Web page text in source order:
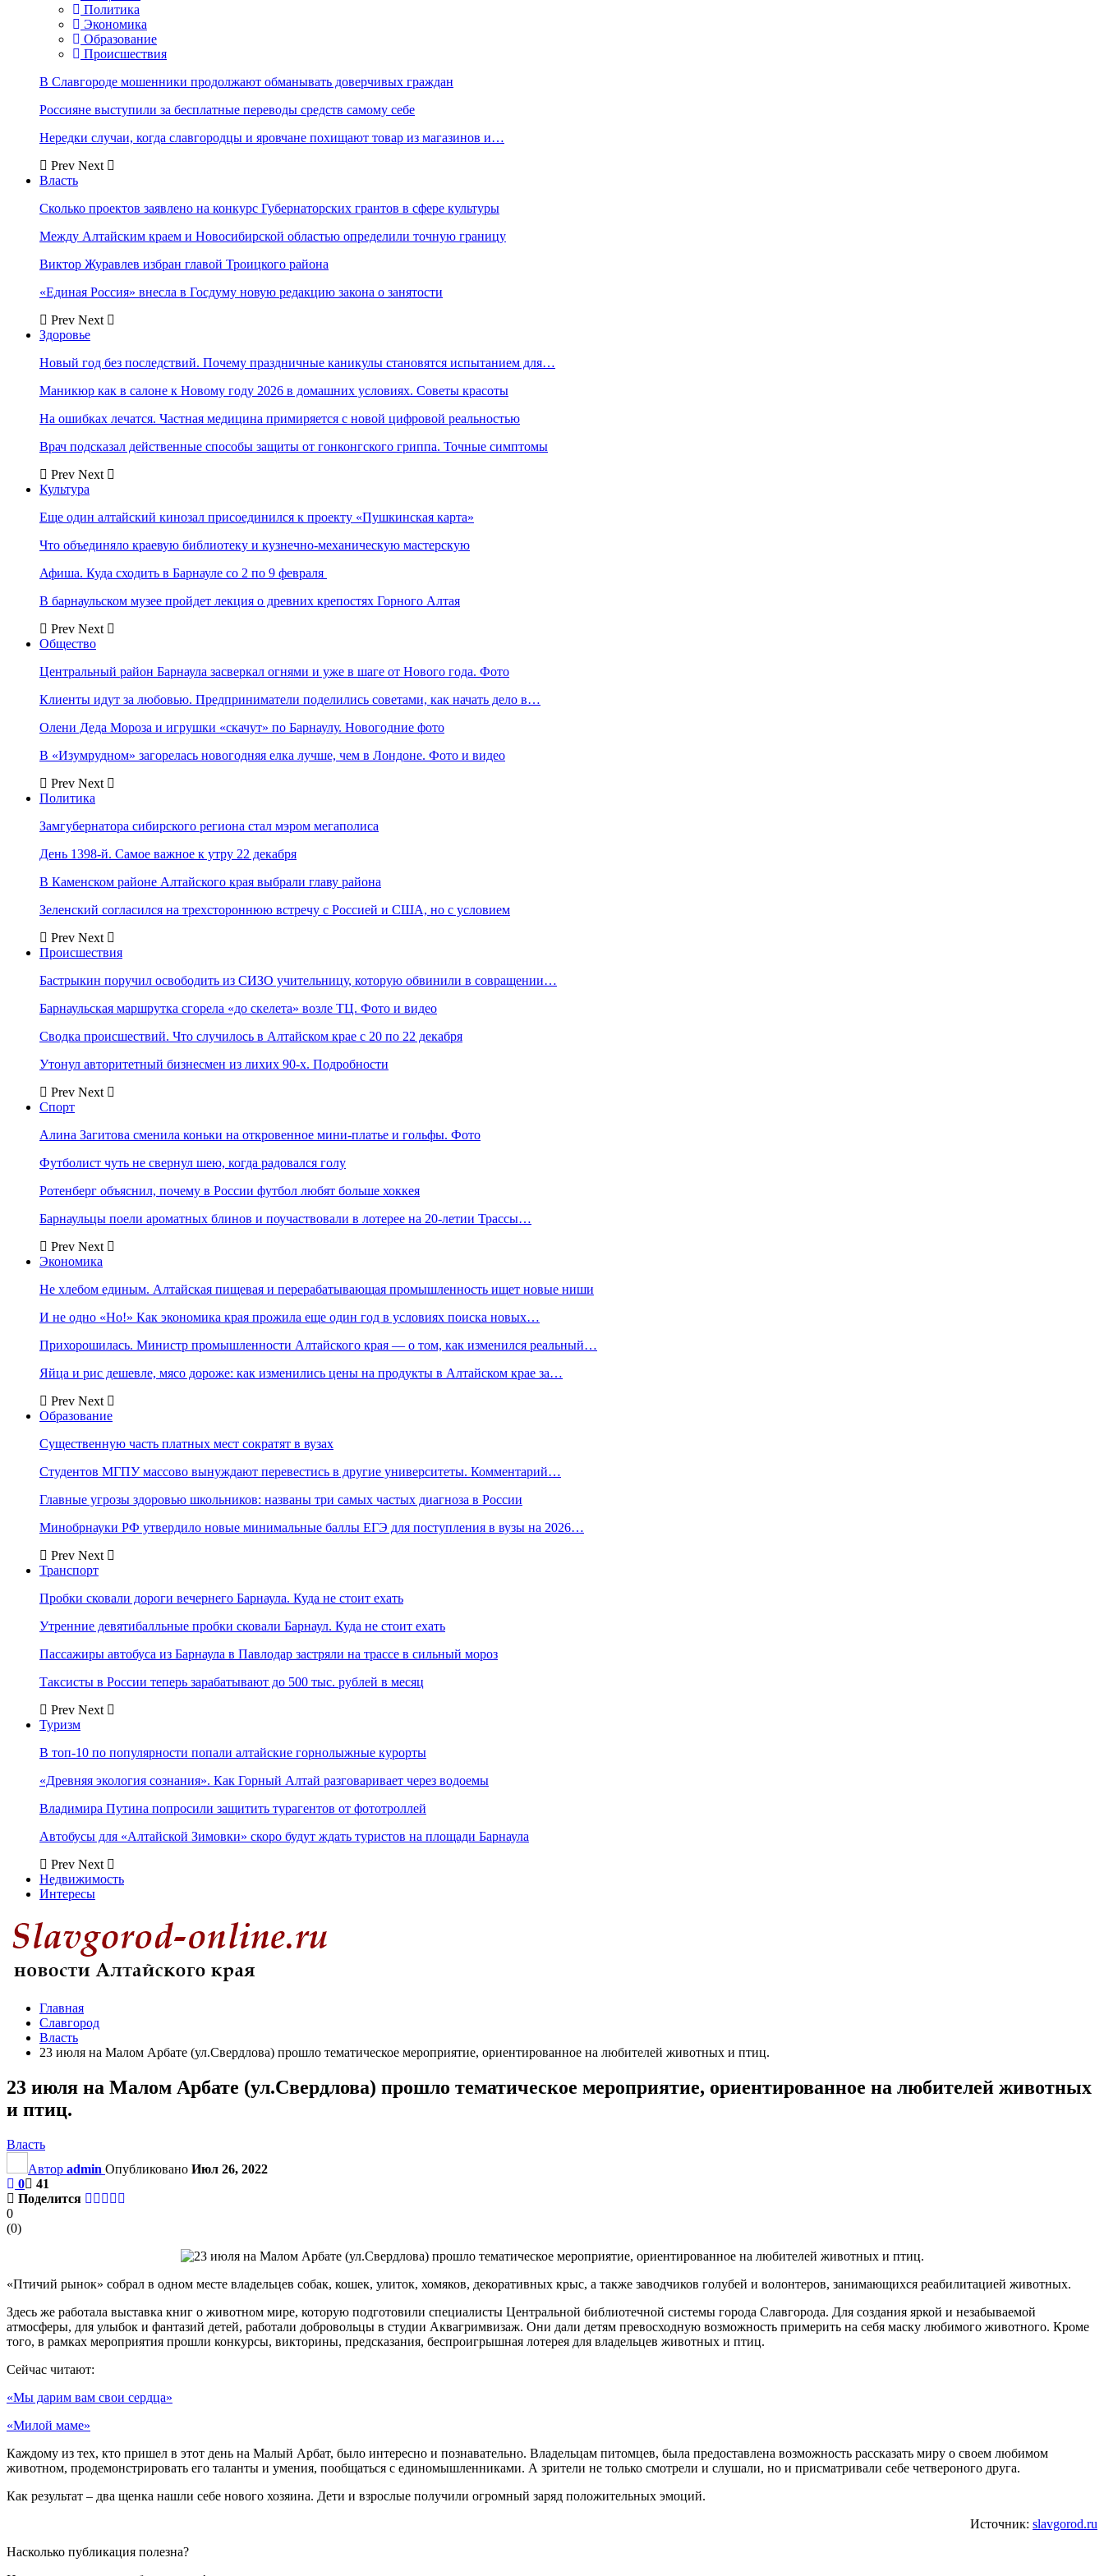
Политика
Экономика
Образование
Происшествия
В Славгороде мошенники продолжают обманывать доверчивых граждан
Россияне выступили за бесплатные переводы средств самому себе
Нередки случаи, когда славгородцы и яровчане похищают товар из магазинов и…
Prev Next
Власть
Сколько проектов заявлено на конкурс Губернаторских грантов в сфере культуры
Между Алтайским краем и Новосибирской областью определили точную границу
Виктор Журавлев избран главой Троицкого района
«Единая Россия» внесла в Госдуму новую редакцию закона о занятости
Prev Next
Здоровье
Новый год без последствий. Почему праздничные каникулы становятся испытанием для…
Маникюр как в салоне к Новому году 2026 в домашних условиях. Советы красоты
На ошибках лечатся. Частная медицина примиряется с новой цифровой реальностью
Врач подсказал действенные способы защиты от гонконгского гриппа. Точные симптомы
Prev Next
Культура
Еще один алтайский кинозал присоединился к проекту «Пушкинская карта»
Что объединяло краевую библиотеку и кузнечно-механическую мастерскую
Афиша. Куда сходить в Барнауле со 2 по 9 февраля
В барнаульском музее пройдет лекция о древних крепостях Горного Алтая
Prev Next
Общество
Центральный район Барнаула засверкал огнями и уже в шаге от Нового года. Фото
Клиенты идут за любовью. Предприниматели поделились советами, как начать дело в…
Олени Деда Мороза и игрушки «скачут» по Барнаулу. Новогодние фото
В «Изумрудном» загорелась новогодняя елка лучше, чем в Лондоне. Фото и видео
Prev Next
Политика
Замгубернатора сибирского региона стал мэром мегаполиса
День 1398-й. Самое важное к утру 22 декабря
В Каменском районе Алтайского края выбрали главу района
Зеленский согласился на трехстороннюю встречу с Россией и США, но с условием
Prev Next
Происшествия
Бастрыкин поручил освободить из СИЗО учительницу, которую обвинили в совращении…
Барнаульская маршрутка сгорела «до скелета» возле ТЦ. Фото и видео
Сводка происшествий. Что случилось в Алтайском крае с 20 по 22 декабря
Утонул авторитетный бизнесмен из лихих 90-х. Подробности
Prev Next
Спорт
Алина Загитова сменила коньки на откровенное мини-платье и гольфы. Фото
Футболист чуть не свернул шею, когда радовался голу
Ротенберг объяснил, почему в России футбол любят больше хоккея
Барнаульцы поели ароматных блинов и поучаствовали в лотерее на 20-летии Трассы…
Prev Next
Экономика
Не хлебом единым. Алтайская пищевая и перерабатывающая промышленность ищет новые ниши
И не одно «Но!» Как экономика края прожила еще один год в условиях поиска новых…
Прихорошилась. Министр промышленности Алтайского края — о том, как изменился реальный…
Яйца и рис дешевле, мясо дороже: как изменились цены на продукты в Алтайском крае за…
Prev Next
Образование
Существенную часть платных мест сократят в вузах
Студентов МГПУ массово вынуждают перевестись в другие университеты. Комментарий…
Главные угрозы здоровью школьников: названы три самых частых диагноза в России
Минобрнауки РФ утвердило новые минимальные баллы ЕГЭ для поступления в вузы на 2026…
Prev Next
Транспорт
Пробки сковали дороги вечернего Барнаула. Куда не стоит ехать
Утренние девятибалльные пробки сковали Барнаул. Куда не стоит ехать
Пассажиры автобуса из Барнаула в Павлодар застряли на трассе в сильный мороз
Таксисты в России теперь зарабатывают до 500 тыс. рублей в месяц
Prev Next
Туризм
В топ-10 по популярности попали алтайские горнолыжные курорты
«Древняя экология сознания». Как Горный Алтай разговаривает через водоемы
Владимира Путина попросили защитить турагентов от фототроллей
Автобусы для «Алтайской Зимовки» скоро будут ждать туристов на площади Барнаула
Prev Next
Недвижимость
Интересы
Главная
Славгород
Власть
23 июля на Малом Арбате (ул.Свердлова) прошло тематическое мероприятие, ориентированное на любителей животных и птиц.
23 июля на Малом Арбате (ул.Свердлова) прошло тематическое мероприятие, ориентированное на любителей животных
и птиц.
Власть
Автор admin Опубликовано Июл 26, 2022
0
41
Поделится
0
(0)
«Птичий рынок» собрал в одном месте владельцев собак, кошек, улиток, хомяков, декоративных крыс, а также заводчиков голубей и волонтеров, занимающихся реабилитацией животных.
Здесь же работала выставка книг о животном мире, которую подготовили специалисты Центральной библиотечной системы города Славгорода. Для создания яркой и незабываемой
атмосферы, для улыбок и фантазий детей, работали добровольцы в студии Аквагримвизаж. Они дали детям превосходную возможность примерить на себя маску любимого животного. Кроме
того, в рамках мероприятия прошли конкурсы, викторины, предсказания, беспроигрышная лотерея для владельцев животных и птиц.
Сейчас читают:
«Мы дарим вам свои сердца»
«Милой маме»
Каждому из тех, кто пришел в этот день на Малый Арбат, было интересно и познавательно. Владельцам питомцев, была предоставлена возможность рассказать миру о своем любимом
животном, продемонстрировать его таланты и умения, пообщаться с единомышленниками. А зрители не только смотрели и слушали, но и присматривали себе четвероного друга.
Как результат – два щенка нашли себе нового хозяина. Дети и взрослые получили огромный заряд положительных эмоций.
Источник: slavgorod.ru
Насколько публикация полезна?